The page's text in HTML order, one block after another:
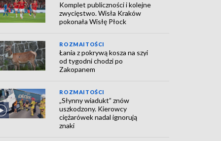
Komplet publiczności i kolejne
zwycięstwo. Wisła Kraków
pokonała Wisłę Płock
ROZMAITOŚCI
Łania z pokrywą kosza na szyi
od tygodni chodzi po
Zakopanem
ROZMAITOŚCI
„Słynny wiadukt” znów
uszkodzony. Kierowcy
ciężarówek nadal ignorują
znaki